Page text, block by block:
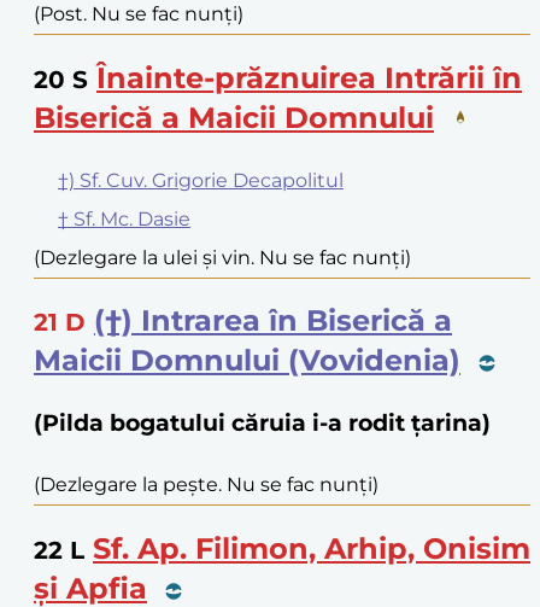
(Post. Nu se fac nunți)
20 S Înainte-prăznuirea Intrării în
Biserică a Maicii Domnului
†) Sf. Cuv. Grigorie Decapolitul
† Sf. Mc. Dasie
(Dezlegare la ulei și vin. Nu se fac nunți)
21 D (†) Intrarea în Biserică a
Maicii Domnului (Vovidenia)
(Pilda bogatului căruia i-a rodit țarina)
(Dezlegare la pește. Nu se fac nunți)
22 L Sf. Ap. Filimon, Arhip, Onisim
și Apfia